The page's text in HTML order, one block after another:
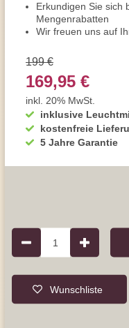
Erkundigen Sie sich
Mengenrabatten
Wir freuen uns auf
inklusive
kostenfreie
5 Jahre Garantie
199 €
169,95 €
inkl. 20% MwSt.
1
Wunschliste